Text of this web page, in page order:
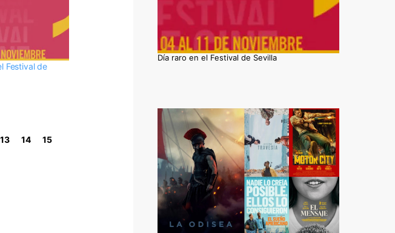
Festival de
13 14
15
Día raro en el Festival de Sevilla